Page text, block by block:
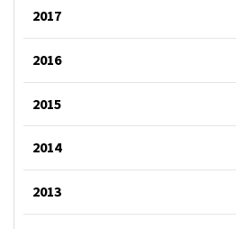
2017
2016
2015
2014
2013